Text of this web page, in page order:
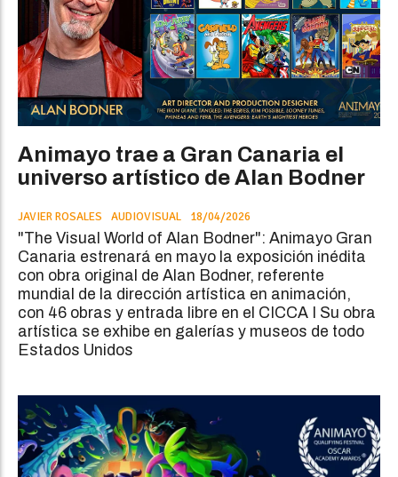
Animayo trae a Gran Canaria el
universo artístico de Alan Bodner
JAVIER ROSALES AUDIOVISUAL 18/04/2026
"The Visual World of Alan Bodner": Animayo Gran
Canaria estrenará en mayo la exposición inédita
con obra original de Alan Bodner, referente
mundial de la dirección artística en animación,
con 46 obras y entrada libre en el CICCA I Su obra
artística se exhibe en galerías y museos de todo
Estados Unidos